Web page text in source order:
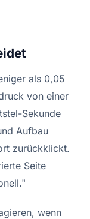
als 0,05
von einer
Sekunde
Aufbau
zurückklickt.
Seite
wenn